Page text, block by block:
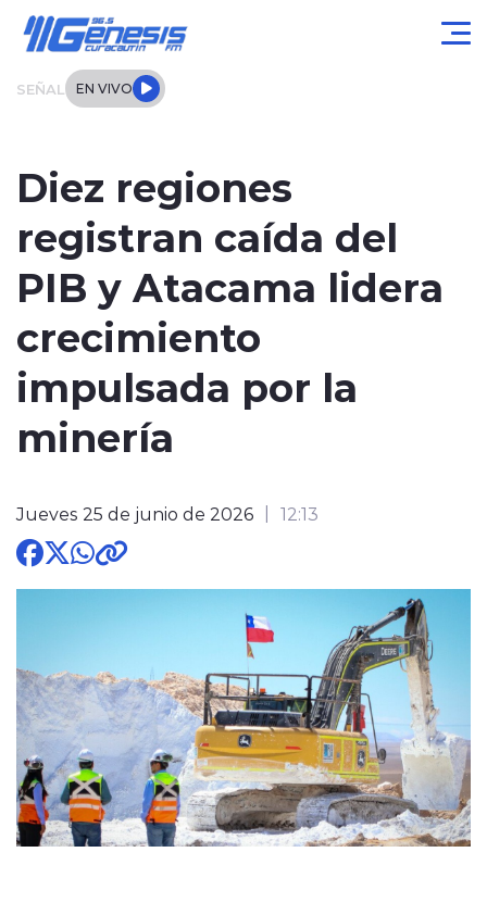
SEÑAL EN VIVO
Regional
Tendencias
Internacional
Entrevistas
Diez regiones
registran caída del
PIB y Atacama lidera
crecimiento
impulsada por la
minería
Jueves 25 de junio de 2026 12:13